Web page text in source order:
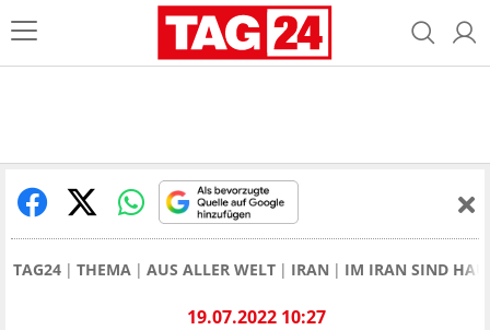
TAG24 THEMA AUS ALLER WELT IRAN IM IRAN SIND
19.07.2022 10:27